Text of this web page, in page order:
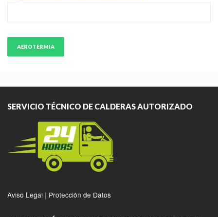
AEROTERMIA
SERVICIO TÉCNICO DE CALDERAS AUTORIZADO
Aviso Legal | Protección de Datos